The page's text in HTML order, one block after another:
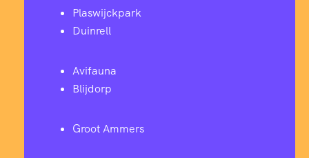
Plaswijckpark
Duinrell
Avifauna
Blijdorp
Groot Ammers